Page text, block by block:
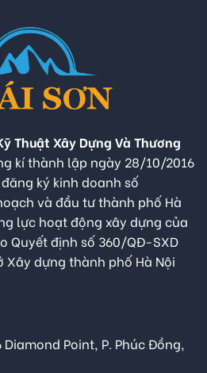
Thuật Xây Dựng Và Thương
kí thành lập ngày 28/10/2016
ký kinh doanh số
và đầu tư thành phố Hà
lực hoạt động xây dựng của
Quyết định số 360/QĐ-SXD
Xây dựng thành phố Hà Nội
Point, P. Phúc Đồng,